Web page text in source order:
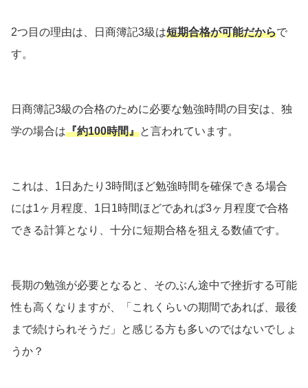
2つ目の理由は、日商簿記3級は短期合格が可能だからで
す。
日商簿記3級の合格のために必要な勉強時間の目安は、独
学の場合は『約100時間』と言われています。
これは、1日あたり3時間ほど勉強時間を確保できる場合
には1ヶ月程度、1日1時間ほどであれば3ヶ月程度で合格
できる計算となり、十分に短期合格を狙える数値です。
長期の勉強が必要となると、そのぶん途中で挫折する可能
性も高くなりますが、「これくらいの期間であれば、最後
まで続けられそうだ」と感じる方も多いのではないでしょ
うか？